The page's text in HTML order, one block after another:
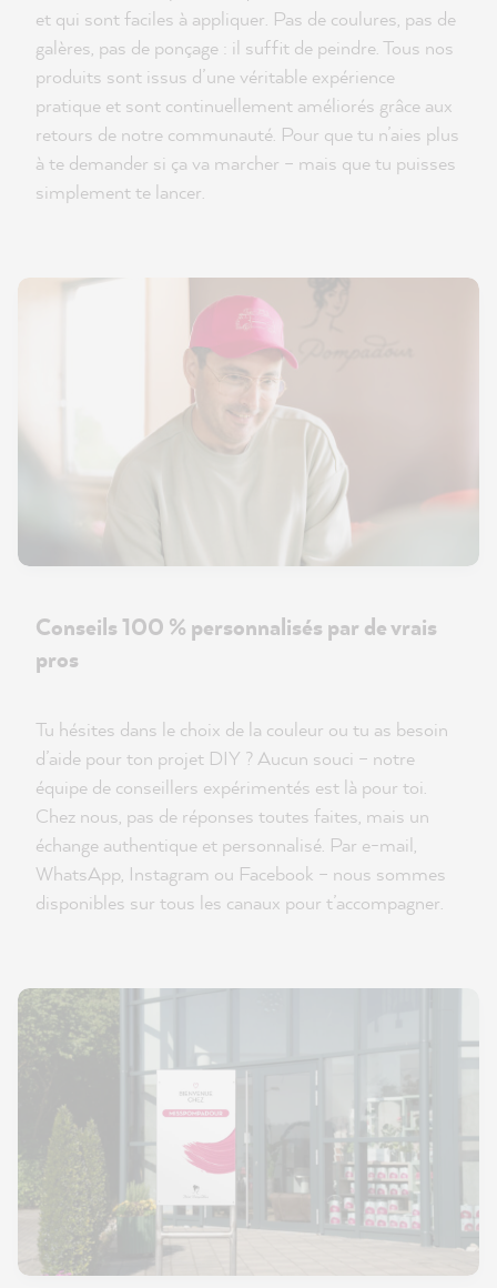
et qui sont faciles à appliquer. Pas de coulures, pas de
galères, pas de ponçage : il suffit de peindre. Tous nos
produits sont issus d’une véritable expérience
pratique et sont continuellement améliorés grâce aux
retours de notre communauté. Pour que tu n’aies plus
à te demander si ça va marcher – mais que tu puisses
simplement te lancer.
Conseils 100 % personnalisés par de vrais
pros
Tu hésites dans le choix de la couleur ou tu as besoin
d’aide pour ton projet DIY ? Aucun souci – notre
équipe de conseillers expérimentés est là pour toi.
Chez nous, pas de réponses toutes faites, mais un
échange authentique et personnalisé. Par e-mail,
WhatsApp, Instagram ou Facebook – nous sommes
disponibles sur tous les canaux pour t’accompagner.